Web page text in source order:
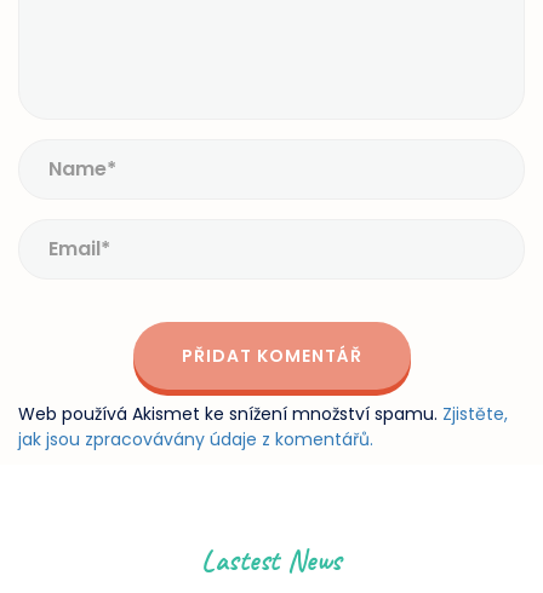
Web používá Akismet ke snížení množství spamu. Zjistěte,
jak jsou zpracovávány údaje z komentářů.
Lastest News